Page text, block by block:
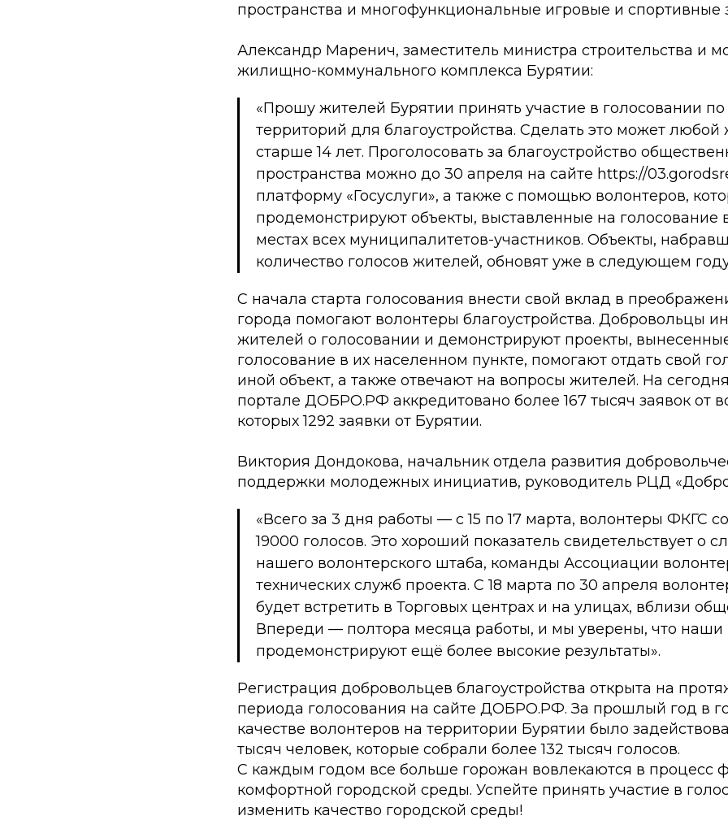
пространства и многофункциональные игровые и спортивные
Александр Маренич, заместитель министра строительства и
жилищно-коммунального комплекса Бурятии:
«Прошу жителей Бурятии принять участие в голосовании
территорий для благоустройства. Сделать это может любой
старше 14 лет. Проголосовать за благоустройство
пространства можно до 30 апреля на сайте https://
платформу «Госуслуги», а также с помощью волонтеров,
продемонстрируют объекты, выставленные на голосование
местах всех муниципалитетов-участников. Объекты,
количество голосов жителей, обновят уже в следующем
С начала старта голосования внести свой вклад в
города помогают волонтеры благоустройства. Добровольцы
жителей о голосовании и демонстрируют проекты,
голосование в их населенном пункте, помогают отдать свой
иной объект, а также отвечают на вопросы жителей. На
портале ДОБРО.РФ аккредитовано более 167 тысяч заявок от
которых 1292 заявки от Бурятии.
Виктория Дондокова, начальник отдела развития
поддержки молодежных инициатив, руководитель РЦД
«Всего за 3 дня работы — с 15 по 17 марта, волонтеры ФКГС
19000 голосов. Это хороший показатель свидетельствует о
нашего волонтерского штаба, команды Ассоциации
технических служб проекта. С 18 марта по 30 апреля
будет встретить в Торговых центрах и на улицах, вблизи
Впереди — полтора месяца работы, и мы уверены, что наши
продемонстрируют ещё более высокие результаты».
Регистрация добровольцев благоустройства открыта на
периода голосования на сайте ДОБРО.РФ. За прошлый год в
качестве волонтеров на территории Бурятии было
тысяч человек, которые собрали более 132 тысяч голосов.
С каждым годом все больше горожан вовлекаются в процесс
комфортной городской среды. Успейте принять участие в
изменить качество городской среды!